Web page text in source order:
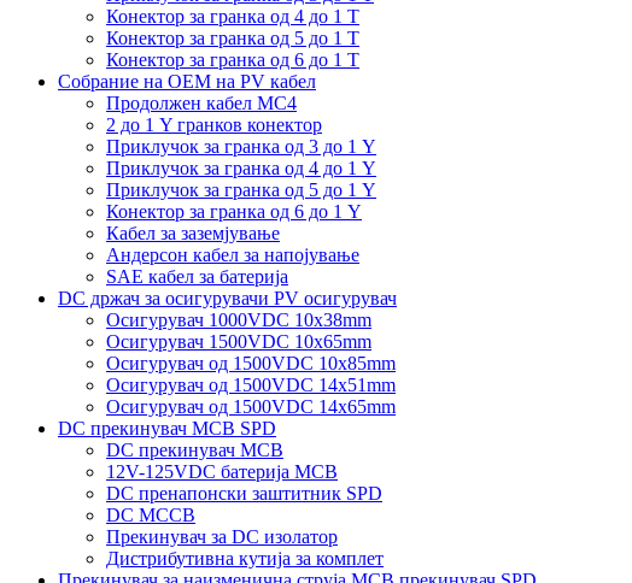
Конектор за гранка од 4 до 1 Т
Конектор за гранка од 5 до 1 Т
Конектор за гранка од 6 до 1 Т
Собрание на ОЕМ на PV кабел
Продолжен кабел MC4
2 до 1 Y гранков конектор
Приклучок за гранка од 3 до 1 Y
Приклучок за гранка од 4 до 1 Y
Приклучок за гранка од 5 до 1 Y
Конектор за гранка од 6 до 1 Y
Кабел за заземјување
Андерсон кабел за напојување
SAE кабел за батерија
DC држач за осигурувачи PV осигурувач
Осигурувач 1000VDC 10x38mm
Осигурувач 1500VDC 10x65mm
Осигурувач од 1500VDC 10x85mm
Осигурувач од 1500VDC 14x51mm
Осигурувач од 1500VDC 14x65mm
DC прекинувач MCB SPD
DC прекинувач MCB
12V-125VDC батерија MCB
DC пренапонски заштитник SPD
DC MCCB
Прекинувач за DC изолатор
Дистрибутивна кутија за комплет